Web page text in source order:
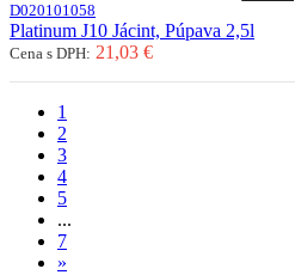
D020101058
Platinum J10 Jácint, Púpava 2,5l
Cena s DPH: 21,03 €
1
2
3
4
5
...
7
»